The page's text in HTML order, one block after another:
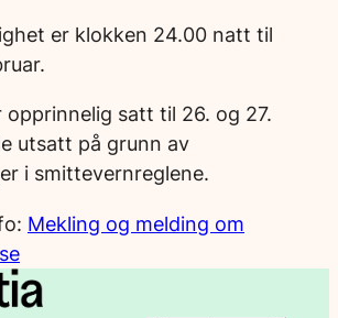
er klokken 24.00 natt til
opprinnelig satt til 26. og 27.
utsatt på grunn av
i smittevernreglene.
Mekling og melding om